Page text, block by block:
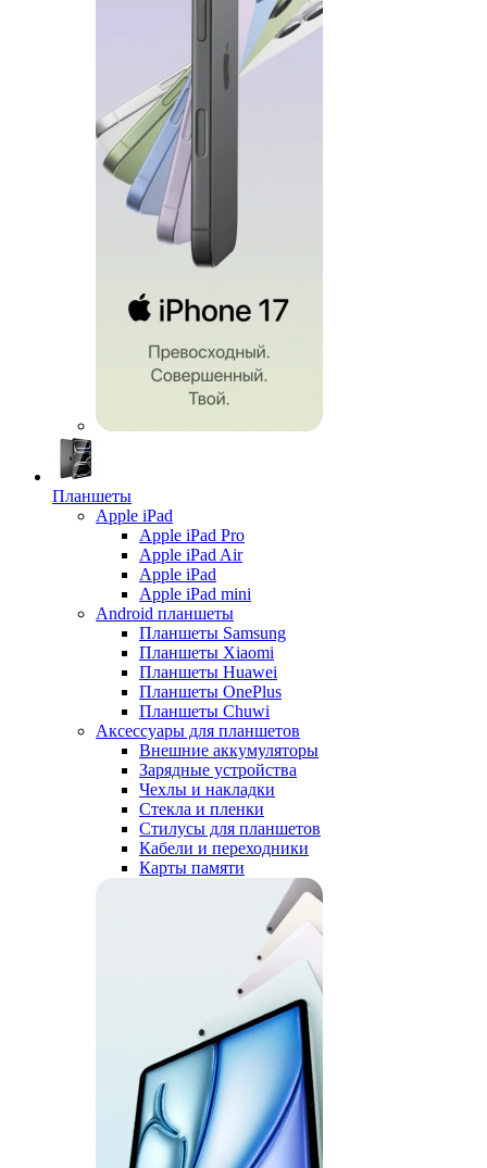
Планшеты
Apple iPad
Apple iPad Pro
Apple iPad Air
Apple iPad
Apple iPad mini
Android планшеты
Планшеты Samsung
Планшеты Xiaomi
Планшеты Huawei
Планшеты OnePlus
Планшеты Chuwi
Аксессуары для планшетов
Внешние аккумуляторы
Зарядные устройства
Чехлы и накладки
Стекла и пленки
Стилусы для планшетов
Кабели и переходники
Карты памяти